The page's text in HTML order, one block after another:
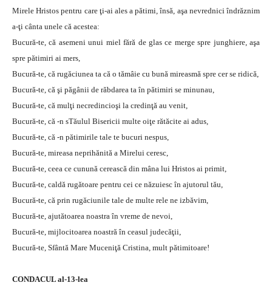
Mirele Hristos pentru care ţi-ai ales a pătimi, însă, aşa nevrednici îndrăznim
a-ţi cânta unele că acestea:
Bucură-te, că asemeni unui miel fără de glas ce merge spre junghiere, aşa
spre pătimiri ai mers,
Bucură-te, că rugăciunea ta că o tămâie cu bună mireasmă spre cer se ridică,
Bucură-te, că şi păgânii de răbdarea ta în pătimiri se minunau,
Bucură-te, că mulţi necredincioşi la credinţă au venit,
Bucură-te, că -n sTăulul Bisericii multe oiţe rătăcite ai adus,
Bucură-te, că -n pătimirile tale te bucuri nespus,
Bucură-te, mireasa neprihănită a Mirelui ceresc,
Bucură-te, ceea ce cunună cerească din mâna lui Hristos ai primit,
Bucură-te, caldă rugătoare pentru cei ce năzuiesc în ajutorul tău,
Bucură-te, că prin rugăciunile tale de multe rele ne izbăvim,
Bucură-te, ajutătoarea noastra în vreme de nevoi,
Bucură-te, mijlocitoarea noastră în ceasul judecăţii,
Bucură-te, Sfântă Mare Muceniţă Cristina, mult pătimitoare!
CONDACUL al-13-lea